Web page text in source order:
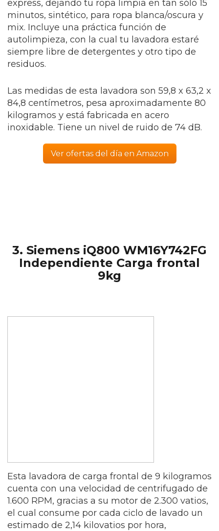
express, dejando tu ropa limpia en tan sólo 15
minutos, sintético, para ropa blanca/oscura y
mix. Incluye una práctica función de
autolimpieza, con la cual tu lavadora estaré
siempre libre de detergentes y otro tipo de
residuos.
Las medidas de esta lavadora son 59,8 x 63,2 x
84,8 centímetros, pesa aproximadamente 80
kilogramos y está fabricada en acero
inoxidable. Tiene un nivel de ruido de 74 dB.
Ver ofertas del día en Amazon
3. Siemens iQ800 WM16Y742FG
Independiente Carga frontal
9kg
Esta lavadora de carga frontal de 9 kilogramos
cuenta con una velocidad de centrifugado de
1.600 RPM, gracias a su motor de 2.300 vatios,
el cual consume por cada ciclo de lavado un
estimado de 2,14 kilovatios por hora,